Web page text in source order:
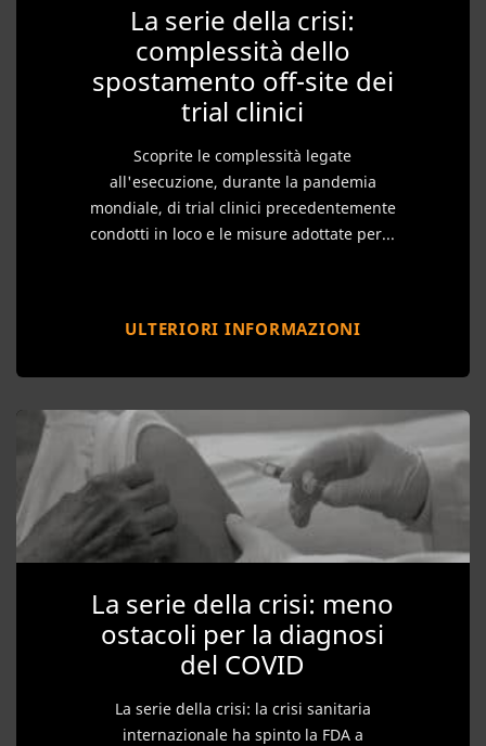
La serie della crisi:
complessità dello
spostamento off-site dei
trial clinici
Scoprite le complessità legate
all'esecuzione, durante la pandemia
mondiale, di trial clinici precedentemente
condotti in loco e le misure adottate per...
ULTERIORI INFORMAZIONI
La serie della crisi: meno
ostacoli per la diagnosi
del COVID
La serie della crisi: la crisi sanitaria
internazionale ha spinto la FDA a